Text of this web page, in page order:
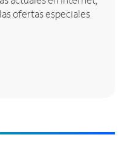
ofertas especiales